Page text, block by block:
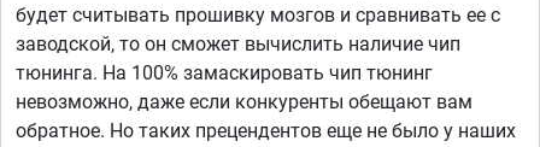
будет считывать прошивку мозгов и сравнивать ее с
заводской, то он сможет вычислить наличие чип
тюнинга. На 100% замаскировать чип тюнинг
невозможно, даже если конкуренты обещают вам
обратное. Но таких прецендентов еще не было у наших